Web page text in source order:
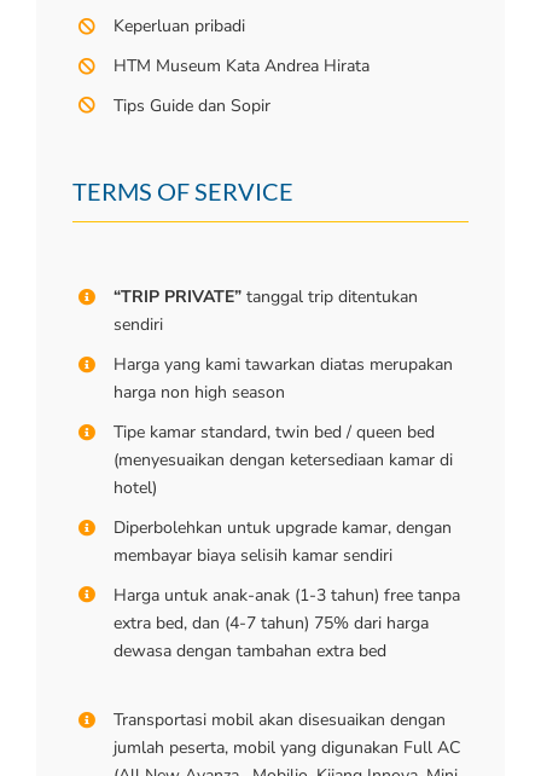
Keperluan pribadi
HTM Museum Kata Andrea Hirata
Tips Guide dan Sopir
TERMS OF SERVICE
“TRIP PRIVATE” tanggal trip ditentukan
sendiri
Harga yang kami tawarkan diatas merupakan
harga non high season
Tipe kamar standard, twin bed / queen bed
(menyesuaikan dengan ketersediaan kamar di
hotel)
Diperbolehkan untuk upgrade kamar, dengan
membayar biaya selisih kamar sendiri
Harga untuk anak-anak (1-3 tahun) free tanpa
extra bed, dan (4-7 tahun) 75% dari harga
dewasa dengan tambahan extra bed
Transportasi mobil akan disesuaikan dengan
jumlah peserta, mobil yang digunakan Full AC